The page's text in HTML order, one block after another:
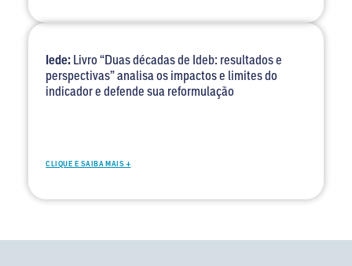
Iede:Livro “Duas décadas de Ideb: resultados e
perspectivas” analisa os impactos e limites do
indicador e defende sua reformulação
CLIQUE E SAIBA MAIS +